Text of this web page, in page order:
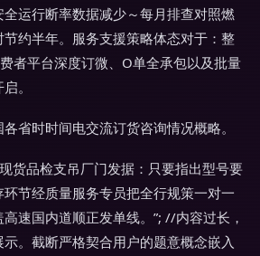
运行断率数据减少～每月排查对照燃
约半年。服务支援策略体态对于：整
者平台深度订微、O单全承包以及批量
。
省时时间电交流订货咨询情况概略。
货品检支吊厂门发据：只要指出型号要
节经质量服务专员把全行规策一对一
速国内道顺正发单线。”; //内容过长，
。截断严格契合用户的题意概念嵌入